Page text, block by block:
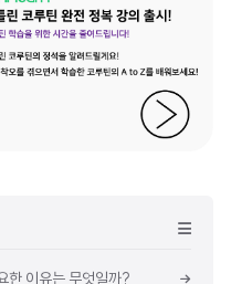
이유는 무엇일까?